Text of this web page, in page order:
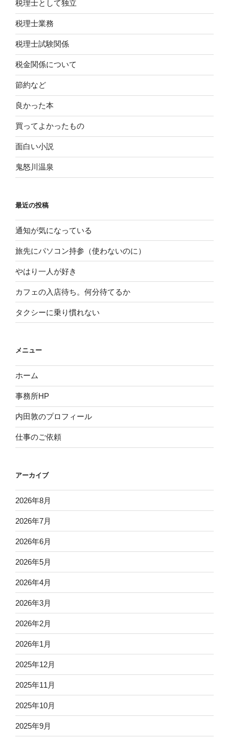
税理士として独立
税理士業務
税理士試験関係
税金関係について
節約など
良かった本
買ってよかったもの
面白い小説
鬼怒川温泉
最近の投稿
通知が気になっている
旅先にパソコン持参（使わないのに）
やはり一人が好き
カフェの入店待ち。何分待てるか
タクシーに乗り慣れない
メニュー
ホーム
事務所HP
内田敦のプロフィール
仕事のご依頼
アーカイブ
2026年8月
2026年7月
2026年6月
2026年5月
2026年4月
2026年3月
2026年2月
2026年1月
2025年12月
2025年11月
2025年10月
2025年9月